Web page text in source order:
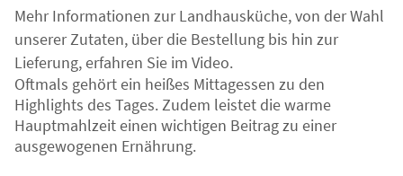
Annehmen
Mehr Informationen zur Landhausküche, von der Wahl
unserer Zutaten, über die Bestellung bis hin zur
Lieferung, erfahren Sie im Video.
Oftmals gehört ein heißes Mittagessen zu den
Highlights des Tages. Zudem leistet die warme
Hauptmahlzeit einen wichtigen Beitrag zu einer
ausgewogenen Ernährung.